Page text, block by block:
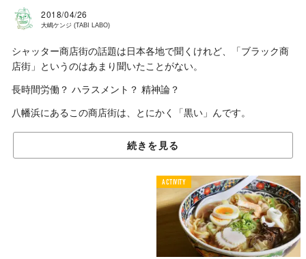
2018/04/26
大嶋ケンジ (TABI LABO)
シャッター商店街の話題は日本各地で聞くけれど、「ブラック商
店街」というのはあまり聞いたことがない。
長時間労働？ ハラスメント？ 精神論？
八幡浜にあるこの商店街は、とにかく「黒い」んです。
ポストも黒いし
自販機も黒い
続きを見る
ACTIVITY